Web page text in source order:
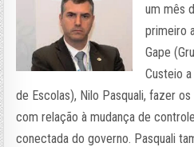
um mês
primeiro
Gape
Custeio
de Escolas), Nilo Pasquali, fazer
com relação à mudança de
conectada do governo. Pasquali